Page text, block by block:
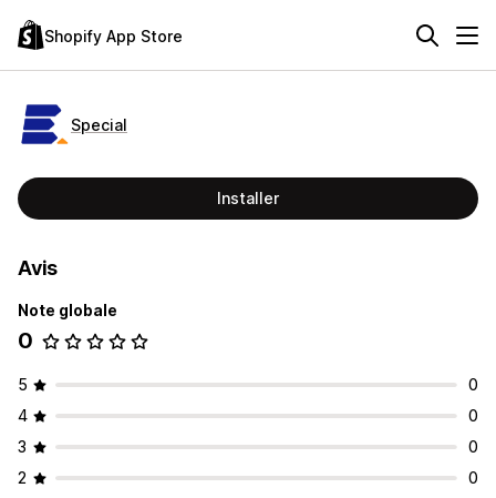
Shopify App Store
Special
Installer
Avis
Note globale
0
5
0
4
0
3
0
2
0